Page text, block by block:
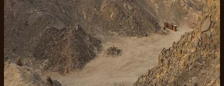
desert safari
Hurghada is a desert town with a great reef in front of it. Past
the dunes there is a full day of snorkeling, diving, speedboat
trips, and spa time waiting for you. Here is how we plan a
week without leaving the Red Sea.